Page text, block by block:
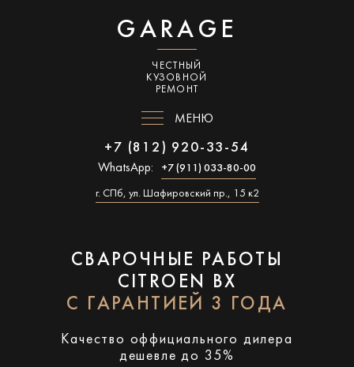
GARAGE
ЧЕСТНЫЙ
КУЗОВНОЙ
РЕМОНТ
МЕНЮ
+7 (812) 920-33-54
WhatsApp: +7 (911) 033-80-00
г. СПб, ул. Шафировский пр., 15 к2
СВАРОЧНЫЕ РАБОТЫ
CITROEN BX
С ГАРАНТИЕЙ 3 ГОДА
Качество оффициального дилера
дешевле до 35%